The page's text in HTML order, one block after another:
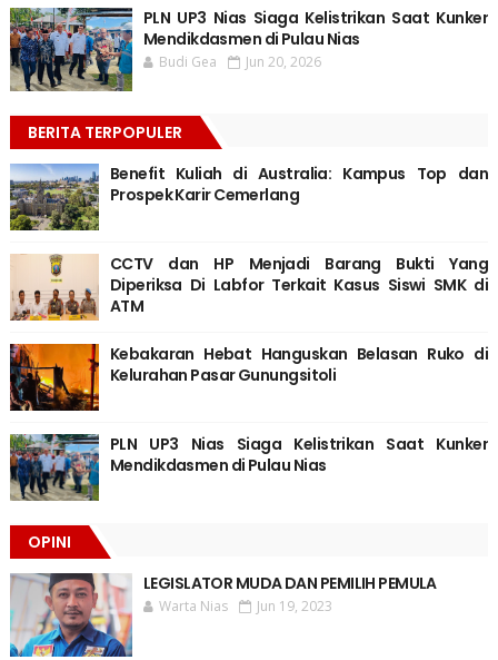
PLN UP3 Nias Siaga Kelistrikan Saat Kunker
Mendikdasmen di Pulau Nias
Budi Gea Jun 20, 2026
BERITA TERPOPULER
Benefit Kuliah di Australia: Kampus Top dan
Prospek Karir Cemerlang
CCTV dan HP Menjadi Barang Bukti Yang
Diperiksa Di Labfor Terkait Kasus Siswi SMK di
ATM
Kebakaran Hebat Hanguskan Belasan Ruko di
Kelurahan Pasar Gunungsitoli
PLN UP3 Nias Siaga Kelistrikan Saat Kunker
Mendikdasmen di Pulau Nias
OPINI
LEGISLATOR MUDA DAN PEMILIH PEMULA
Warta Nias Jun 19, 2023